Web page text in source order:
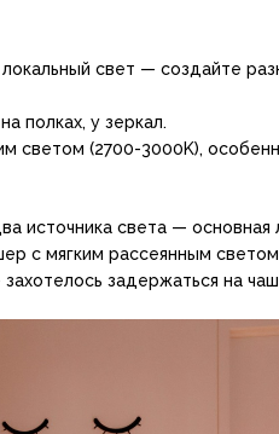
свет — создайте
полках, у зеркал.
светом (2700-3000K),
источника света — основная
с мягким рассеянным
задержаться на